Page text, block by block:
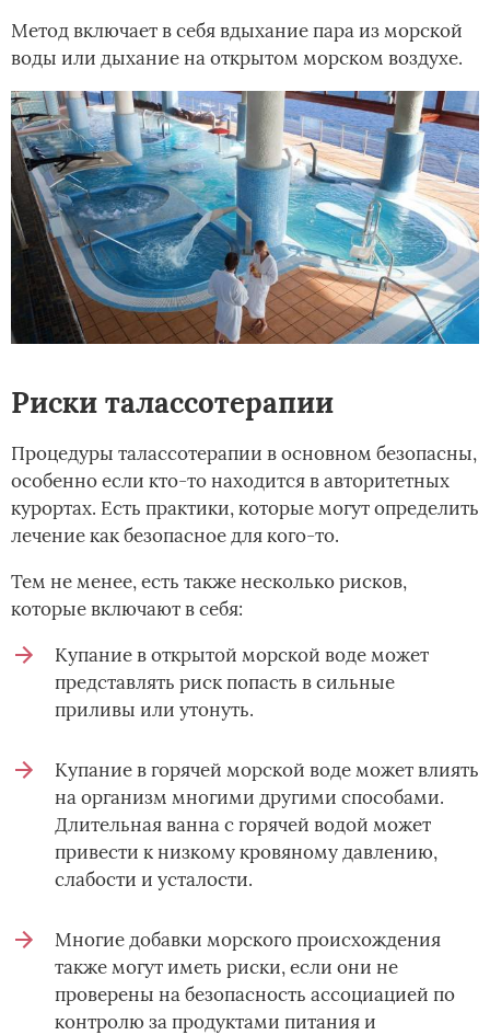
Метод включает в себя вдыхание пара из морской
воды или дыхание на открытом морском воздухе.
Риски талассотерапии
Процедуры талассотерапии в основном безопасны,
особенно если кто-то находится в авторитетных
курортах. Есть практики, которые могут определить
лечение как безопасное для кого-то.
Тем не менее, есть также несколько рисков,
которые включают в себя:
Купание в открытой морской воде может
представлять риск попасть в сильные
приливы или утонуть.
Купание в горячей морской воде может влиять
на организм многими другими способами.
Длительная ванна с горячей водой может
привести к низкому кровяному давлению,
слабости и усталости.
Многие добавки морского происхождения
также могут иметь риски, если они не
проверены на безопасность ассоциацией по
контролю за продуктами питания и